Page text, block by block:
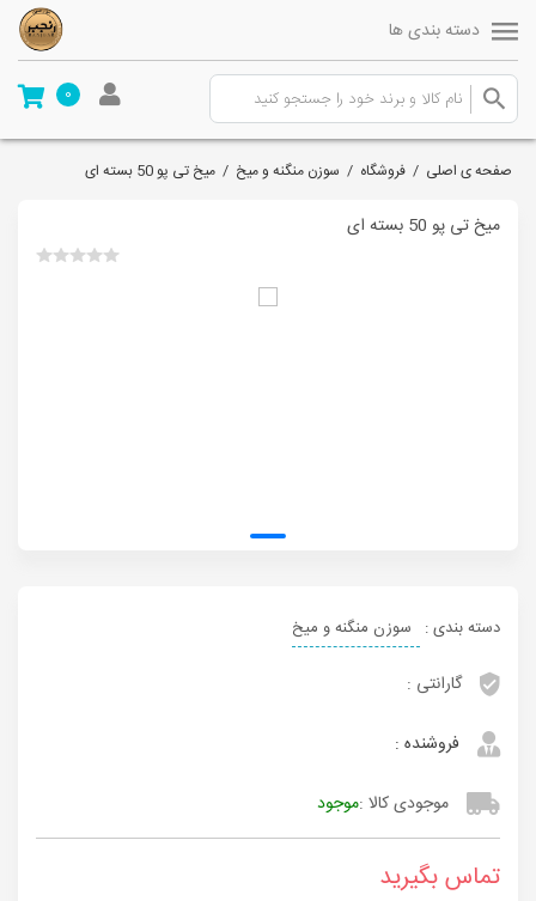
دسته بندی ها
0
صفحه ی اصلی / فروشگاه / سوزن منگنه و میخ / میخ تی پو 50 بسته ای
میخ تی پو 50 بسته ای
دسته بندی : سوزن منگنه و میخ
گارانتی :
فروشنده :
موجودی کالا :موجود
تماس بگیرید